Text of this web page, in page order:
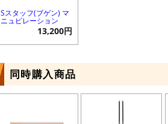
Sスタッフ(ブゲン) マ
ニュピレーション
13,200円
同時購入商品